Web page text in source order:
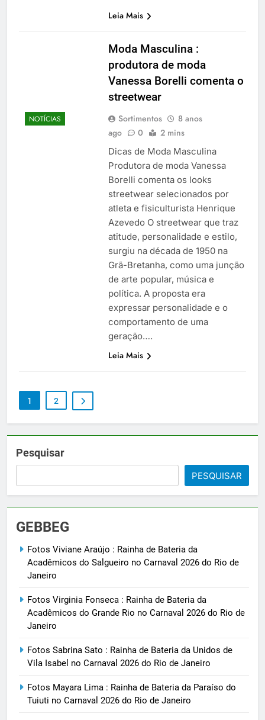
Leia Mais
NOTÍCIAS
Moda Masculina :
produtora de moda
Vanessa Borelli comenta o
streetwear
Sortimentos
8 anos
ago
0 2 mins
Dicas de Moda Masculina
Produtora de moda Vanessa
Borelli comenta os looks
streetwear selecionados por
atleta e fisiculturista Henrique
Azevedo O streetwear que traz
atitude, personalidade e estilo,
surgiu na década de 1950 na
Grã-Bretanha, como uma junção
de arte popular, música e
política. A proposta era
expressar personalidade e o
comportamento de uma
geração….
Leia Mais
1 2
Pesquisar
PESQUISAR
GEBBEG
Fotos Viviane Araújo : Rainha de Bateria da
Acadêmicos do Salgueiro no Carnaval 2026 do Rio de
Janeiro
Fotos Virginia Fonseca : Rainha de Bateria da
Acadêmicos do Grande Rio no Carnaval 2026 do Rio de
Janeiro
Fotos Sabrina Sato : Rainha de Bateria da Unidos de
Vila Isabel no Carnaval 2026 do Rio de Janeiro
Fotos Mayara Lima : Rainha de Bateria da Paraíso do
Tuiuti no Carnaval 2026 do Rio de Janeiro